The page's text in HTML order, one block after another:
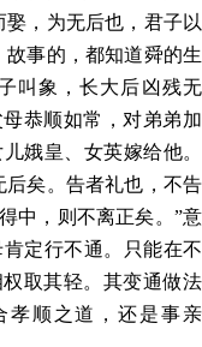
，为无后也，君子以
故事的，都知道舜的生
叫象，长大后凶残无
恭顺如常，对弟弟加
娥皇、女英嫁给他。
后矣。告者礼也，不告
中，则不离正矣。”意
定行不通。只能在不
取其轻。其变通做法
孝顺之道，还是事亲